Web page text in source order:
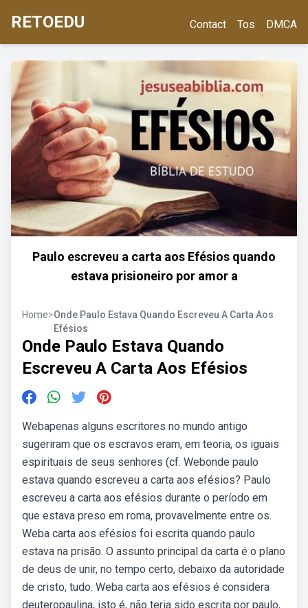
RETOEDU Contact Tos DMCA
Paulo escreveu a carta aos Efésios quando
estava prisioneiro por amor a
Home>Onde Paulo Estava Quando Escreveu A Carta Aos
Efésios
Onde Paulo Estava Quando
Escreveu A Carta Aos Efésios
Webapenas alguns escritores no mundo antigo
sugeriram que os escravos eram, em teoria, os iguais
espirituais de seus senhores (cf. Webonde paulo
estava quando escreveu a carta aos efésios? Paulo
escreveu a carta aos efésios durante o período em
que estava preso em roma, provavelmente entre os.
Weba carta aos efésios foi escrita quando paulo
estava na prisão. O assunto principal da carta é o plano
de deus de unir, no tempo certo, debaixo da autoridade
de cristo, tudo. Weba carta aos efésios é considera
deuteropaulina, isto é, não teria sido escrita por paulo,